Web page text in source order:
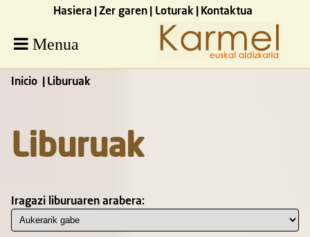
Hasiera Zer garen Loturak Kontaktua
Menua
Inicio Liburuak
Liburuak
Iragazi liburuaren arabera: